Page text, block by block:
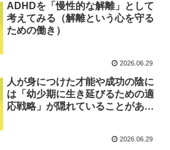
ADHDを「慢性的な解離」として
考えてみる（解離という心を守る
ための働き）
2026.06.29
人が身につけた才能や成功の陰に
は「幼少期に生き延びるための適
応戦略」が隠れていることがあ
2026.06.29